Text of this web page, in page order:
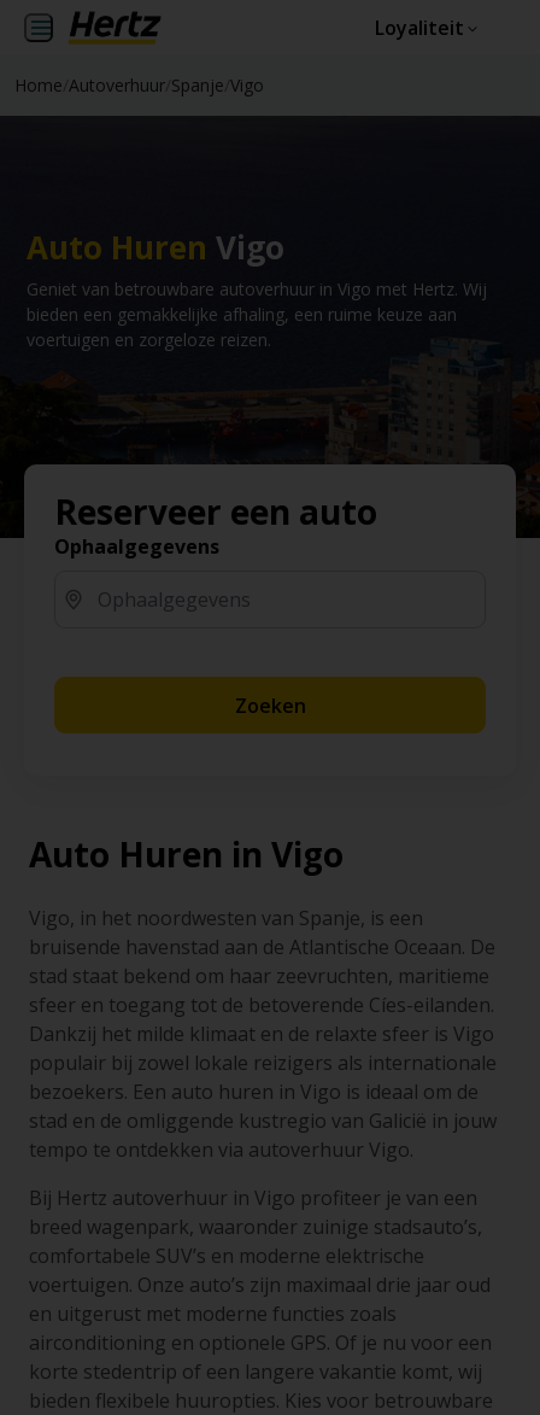
Loyaliteit
Home Autoverhuur Spanje Vigo
Auto Huren Vigo
Geniet van betrouwbare autoverhuur in Vigo met Hertz. Wij
bieden een gemakkelijke afhaling, een ruime keuze aan
voertuigen en zorgeloze reizen.
Reserveer een auto
Ophaalgegevens
Zoeken
Auto Huren in Vigo
Vigo, in het noordwesten van Spanje, is een
bruisende havenstad aan de Atlantische Oceaan. De
stad staat bekend om haar zeevruchten, maritieme
sfeer en toegang tot de betoverende Cíes-eilanden.
Dankzij het milde klimaat en de relaxte sfeer is Vigo
populair bij zowel lokale reizigers als internationale
bezoekers. Een auto huren in Vigo is ideaal om de
stad en de omliggende kustregio van Galicië in jouw
tempo te ontdekken via autoverhuur Vigo.
Bij Hertz autoverhuur in Vigo profiteer je van een
breed wagenpark, waaronder zuinige stadsauto’s,
comfortabele SUV’s en moderne elektrische
voertuigen. Onze auto’s zijn maximaal drie jaar oud
en uitgerust met moderne functies zoals
airconditioning en optionele GPS. Of je nu voor een
korte stedentrip of een langere vakantie komt, wij
bieden flexibele huuropties. Kies voor betrouwbare